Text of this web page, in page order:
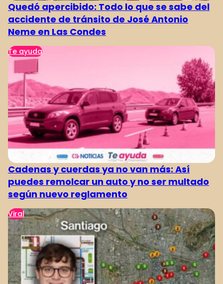
Quedó apercibido: Todo lo que se sabe del
accidente de tránsito de José Antonio
Neme en Las Condes
Te ayuda
Cadenas y cuerdas ya no van más: Así
puedes remolcar un auto y no ser multado
según nuevo reglamento
Viral